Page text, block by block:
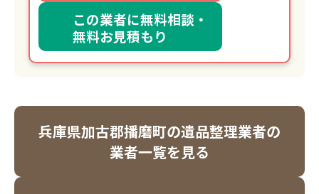
この業者に無料相談・
無料お見積もり
兵庫県加古郡播磨町の遺品整理業者の
業者一覧を見る